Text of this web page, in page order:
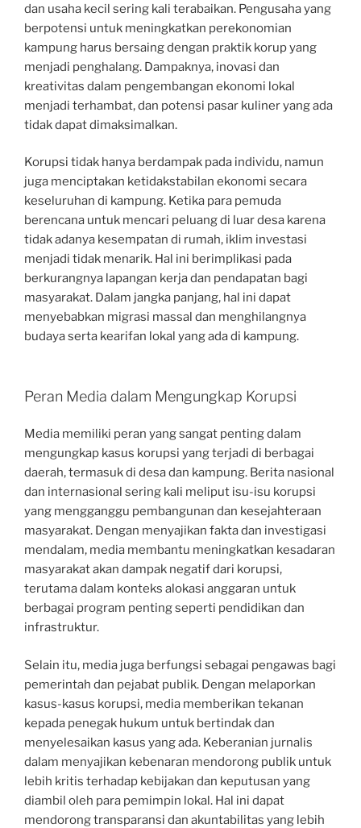
dan usaha kecil sering kali terabaikan. Pengusaha yang
berpotensi untuk meningkatkan perekonomian
kampung harus bersaing dengan praktik korup yang
menjadi penghalang. Dampaknya, inovasi dan
kreativitas dalam pengembangan ekonomi lokal
menjadi terhambat, dan potensi pasar kuliner yang ada
tidak dapat dimaksimalkan.
Korupsi tidak hanya berdampak pada individu, namun
juga menciptakan ketidakstabilan ekonomi secara
keseluruhan di kampung. Ketika para pemuda
berencana untuk mencari peluang di luar desa karena
tidak adanya kesempatan di rumah, iklim investasi
menjadi tidak menarik. Hal ini berimplikasi pada
berkurangnya lapangan kerja dan pendapatan bagi
masyarakat. Dalam jangka panjang, hal ini dapat
menyebabkan migrasi massal dan menghilangnya
budaya serta kearifan lokal yang ada di kampung.
Peran Media dalam Mengungkap Korupsi
Media memiliki peran yang sangat penting dalam
mengungkap kasus korupsi yang terjadi di berbagai
daerah, termasuk di desa dan kampung. Berita nasional
dan internasional sering kali meliput isu-isu korupsi
yang mengganggu pembangunan dan kesejahteraan
masyarakat. Dengan menyajikan fakta dan investigasi
mendalam, media membantu meningkatkan kesadaran
masyarakat akan dampak negatif dari korupsi,
terutama dalam konteks alokasi anggaran untuk
berbagai program penting seperti pendidikan dan
infrastruktur.
Selain itu, media juga berfungsi sebagai pengawas bagi
pemerintah dan pejabat publik. Dengan melaporkan
kasus-kasus korupsi, media memberikan tekanan
kepada penegak hukum untuk bertindak dan
menyelesaikan kasus yang ada. Keberanian jurnalis
dalam menyajikan kebenaran mendorong publik untuk
lebih kritis terhadap kebijakan dan keputusan yang
diambil oleh para pemimpin lokal. Hal ini dapat
mendorong transparansi dan akuntabilitas yang lebih